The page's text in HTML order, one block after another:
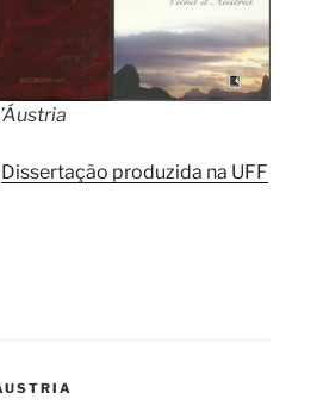
Dissertação produzida na UFF